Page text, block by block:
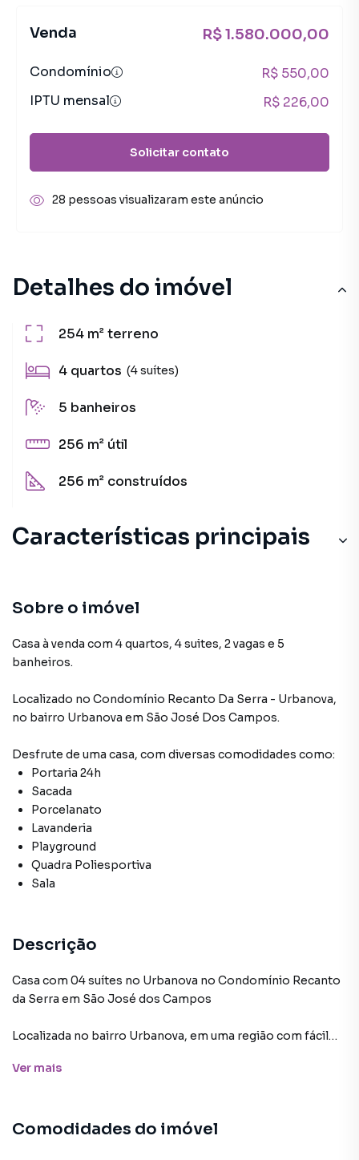
Detalhes do imóvel
254 m²terreno
4 quartos (4 suítes)
5 banheiros
256 m² útil
256 m² construídos
Características principais
Sobre o imóvel
Casa à venda com 4 quartos, 4 suites, 2 vagas e 5
banheiros.
Localizado no Condomínio Recanto Da Serra - Urbanova,
no bairro Urbanova em São José Dos Campos.
Desfrute de uma casa, com diversas comodidades como:
Portaria 24h
Sacada
Porcelanato
Lavanderia
Playground
Quadra Poliesportiva
Sala
Descrição
Casa com 04 suítes no Urbanova no Condomínio Recanto
da Serra em São José dos Campos
Localizada no bairro Urbanova, em uma região com fácil
Via Dutra e o Anel Viário, esta casa está inserida em uma
com conveniências como bancos e restaurantes nas
Ver mais
Comodidades do imóvel
Venda R$ 1.580.000,00
Condomínio
R$ 550,00
IPTU mensal
R$ 226,00
Solicitar contato
28 pessoas visualizaram este anúncio